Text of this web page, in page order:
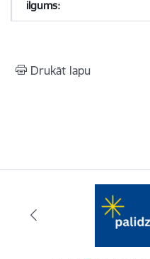
Drukāt lapu